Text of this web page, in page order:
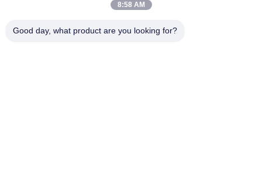
8:58 AM
Good day, what product are you looking for?